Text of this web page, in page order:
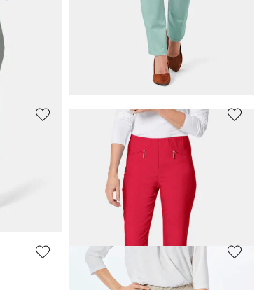
Bequeme Slinky-Hose VERA
GOLDNER
Satin-Baumwollhose
LOUISA
99,95 €
+ 4
30-Tage-Bestpreis**: 69,95 € (-14%)
GOLDNER